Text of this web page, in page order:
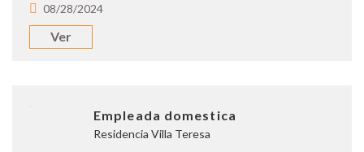
08/28/2024
Ver
Empleada domestica
Residencia Villa Teresa